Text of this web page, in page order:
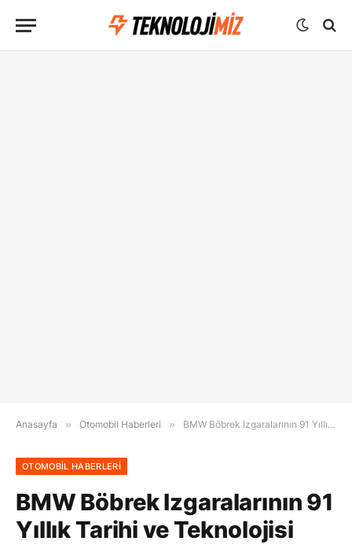
Anasayfa » Otomobil Haberleri » BMW Böbrek Izgaralarının 91 Yıllık Tarihi ve Teknolojisi
OTOMOBIL HABERLERI
BMW Böbrek Izgaralarının 91
Yıllık Tarihi ve Teknolojisi